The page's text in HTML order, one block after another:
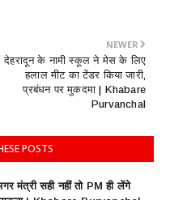
NEWER
देहरादून के नामी स्कूल ने मेस के लिए
हलाल मीट का टेंडर किया जारी,
प्रबंधन पर मुकदमा | Khabare
Purvanchal
POSTS
मंत्री सही नहीं तो PM ही लेंगे